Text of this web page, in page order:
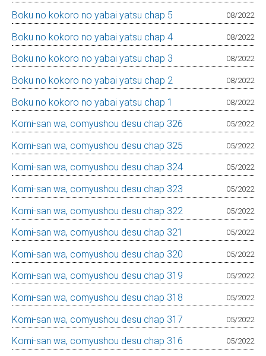
Boku no kokoro no yabai yatsu chap 5 08/2022
Boku no kokoro no yabai yatsu chap 4 08/2022
Boku no kokoro no yabai yatsu chap 3 08/2022
Boku no kokoro no yabai yatsu chap 2 08/2022
Boku no kokoro no yabai yatsu chap 1 08/2022
Komi-san wa, comyushou desu chap 326 05/2022
Komi-san wa, comyushou desu chap 325 05/2022
Komi-san wa, comyushou desu chap 324 05/2022
Komi-san wa, comyushou desu chap 323 05/2022
Komi-san wa, comyushou desu chap 322 05/2022
Komi-san wa, comyushou desu chap 321 05/2022
Komi-san wa, comyushou desu chap 320 05/2022
Komi-san wa, comyushou desu chap 319 05/2022
Komi-san wa, comyushou desu chap 318 05/2022
Komi-san wa, comyushou desu chap 317 05/2022
Komi-san wa, comyushou desu chap 316 05/2022